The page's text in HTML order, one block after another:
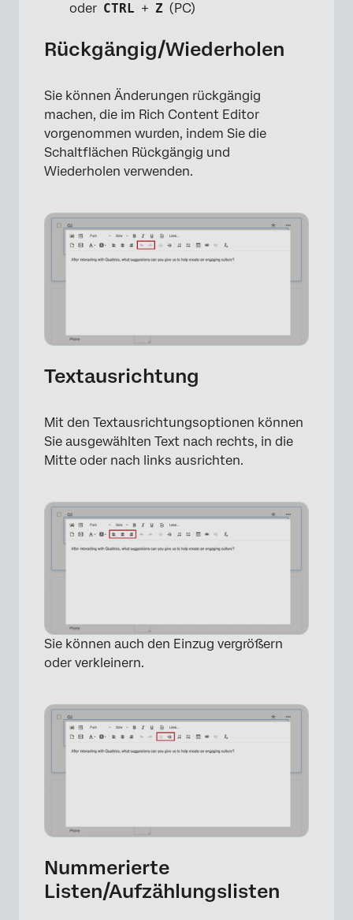
oder CTRL + Z (PC)
Rückgängig/Wiederholen
Sie können Änderungen rückgängig
machen, die im Rich Content Editor
vorgenommen wurden, indem Sie die
Schaltflächen Rückgängig und
Wiederholen verwenden.
Textausrichtung
Mit den Textausrichtungsoptionen können
Sie ausgewählten Text nach rechts, in die
Mitte oder nach links ausrichten.
Sie können auch den Einzug vergrößern
oder verkleinern.
Nummerierte
Listen/Aufzählungslisten